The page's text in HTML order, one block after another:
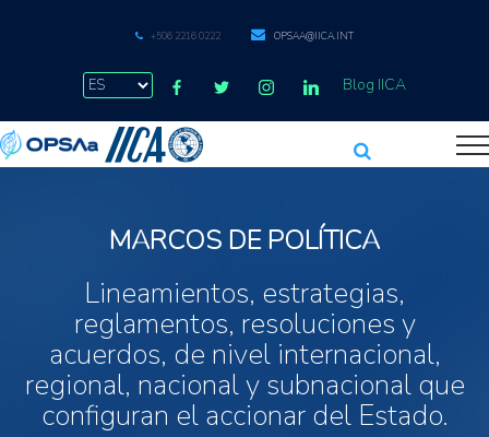
+506 2216 0222 OPSAA@IICA.INT
Blog IICA
MARCOS DE POLÍTICA
Lineamientos, estrategias,
reglamentos, resoluciones y
acuerdos, de nivel internacional,
regional, nacional y subnacional que
configuran el accionar del Estado.